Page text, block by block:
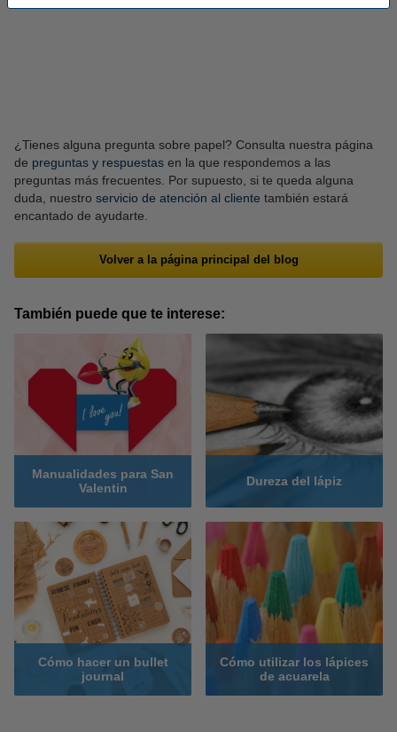
¿Tienes alguna pregunta sobre papel? Consulta nuestra página
de preguntas y respuestas en la que respondemos a las
preguntas más frecuentes. Por supuesto, si te queda alguna
duda, nuestro servicio de atención al cliente también estará
encantado de ayudarte.
Volver a la página principal del blog
También puede que te interese:
Manualidades para San
Valentin
Dureza del lápiz
Cómo hacer un bullet
journal
Cómo utilizar los lápices
de acuarela